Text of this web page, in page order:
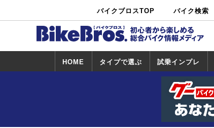
バイクブロスTOP バイク検索
中古バイ
ク・新車検
カタログ検
索
ショップ検
索
HOME タイプで選ぶ 試乗インプレ
試乗インプレ
一覧
ホンダ
ヤマハ
スズキ
カワサキ
ハーレー
BMW
トライアンフ
ドゥカティ